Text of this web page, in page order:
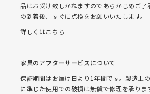
品はお受け致しかねますのであらかじめご
の到着後、すぐに点検をお願いいたします。
詳しくはこちら
家具のアフターサービスについて
保証期間はお届け日より1年間です。製造上
に準じた使用での破損は無償で修理を承りま